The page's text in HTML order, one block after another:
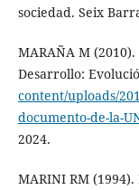
sociedad. Seix
MARAÑA M
Desarrollo:
content/uploads/
documento-de-la-
2024.
MARINI RM